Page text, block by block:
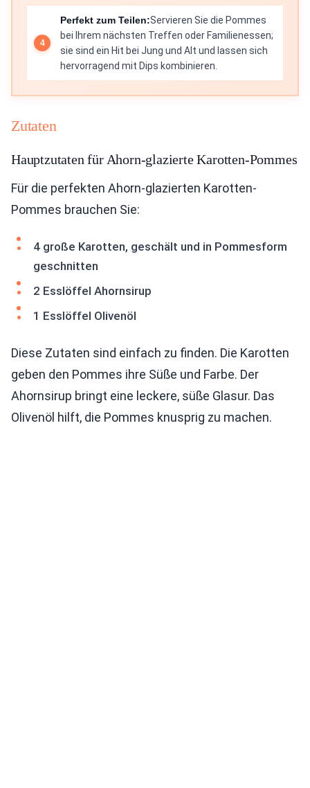
Perfekt zum Teilen:Servieren Sie die Pommes
bei Ihrem nächsten Treffen oder Familienessen;
sie sind ein Hit bei Jung und Alt und lassen sich
hervorragend mit Dips kombinieren.
Zutaten
Hauptzutaten für Ahorn-glazierte Karotten-Pommes
Für die perfekten Ahorn-glazierten Karotten-
Pommes brauchen Sie:
4 große Karotten, geschält und in Pommesform
geschnitten
2 Esslöffel Ahornsirup
1 Esslöffel Olivenöl
Diese Zutaten sind einfach zu finden. Die Karotten
geben den Pommes ihre Süße und Farbe. Der
Ahornsirup bringt eine leckere, süße Glasur. Das
Olivenöl hilft, die Pommes knusprig zu machen.